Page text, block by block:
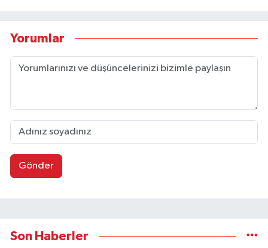
Yorumlar
Gönder
Son Haberler